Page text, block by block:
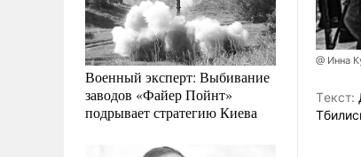
Военный эксперт: Выбивание
заводов «Файер Пойнт»
подрывает стратегию Киева
@ Инна
Tекст: